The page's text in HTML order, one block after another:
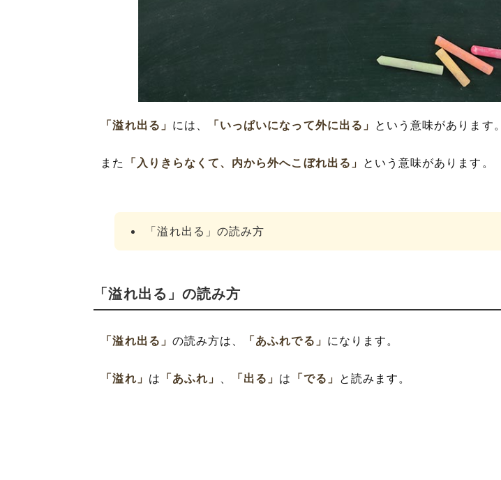
「溢れ出る」の類語や類義語・言い換え
「溢れ出る」 には、 「いっぱいになって外に出る」 という意味があります。
また 「入りきらなくて、内から外へこぼれ出る」 という意味があります。
「溢れ出る」の読み方
「溢れ出る」の読み方
「溢れ出る」 の読み方は、 「あふれでる」 になります。
「溢れ」 は 「あふれ」 「出る」 は 「でる」 と読みます。